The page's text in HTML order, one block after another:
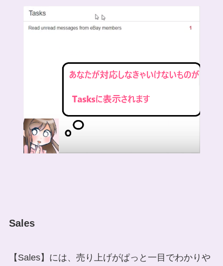
Sales
【Sales】には、売り上げがぱっと一目でわかりや